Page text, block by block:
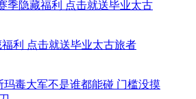
福利 点击就送毕业太古旅者